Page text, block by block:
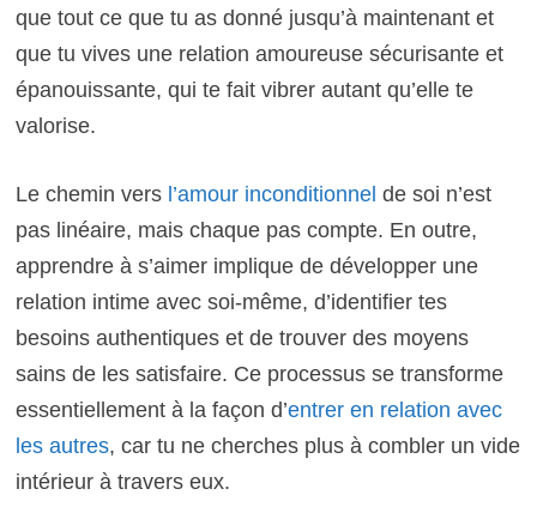
que tout ce que tu as donné jusqu’à maintenant et
que tu vives une relation amoureuse sécurisante et
épanouissante, qui te fait vibrer autant qu’elle te
valorise.
Le chemin vers l’amour inconditionnel de soi n’est
pas linéaire, mais chaque pas compte. En outre,
apprendre à s’aimer implique de développer une
relation intime avec soi-même, d’identifier tes
besoins authentiques et de trouver des moyens
sains de les satisfaire. Ce processus se transforme
essentiellement à la façon d’entrer en relation avec
les autres, car tu ne cherches plus à combler un vide
intérieur à travers eux.